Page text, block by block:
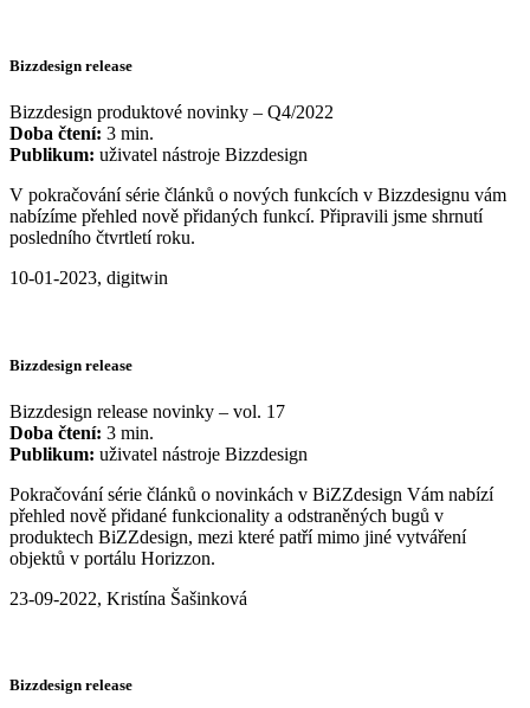
Bizzdesign release
Bizzdesign produktové novinky – Q4/2022
Doba čtení: 3 min.
Publikum: uživatel nástroje Bizzdesign
V pokračování série článků o nových funkcích v Bizzdesignu vám
nabízíme přehled nově přidaných funkcí. Připravili jsme shrnutí
posledního čtvrtletí roku.
10-01-2023, digitwin
Bizzdesign release
Bizzdesign release novinky – vol. 17
Doba čtení: 3 min.
Publikum: uživatel nástroje Bizzdesign
Pokračování série článků o novinkách v BiZZdesign Vám nabízí
přehled nově přidané funkcionality a odstraněných bugů v
produktech BiZZdesign, mezi které patří mimo jiné vytváření
objektů v portálu Horizzon.
23-09-2022, Kristína Šašinková
Bizzdesign release